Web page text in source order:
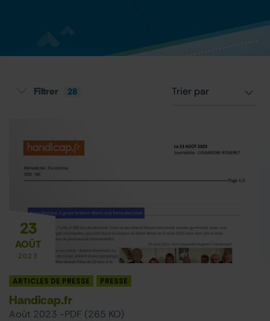
Filtrer 28
ARTICLES DE PRESSE
Réinitialiser Filtrer
23
AOÛT
2023
ARTICLES DE PRESSE PRESSE
Handicap.fr
août 2023 -PDF (265 KO)